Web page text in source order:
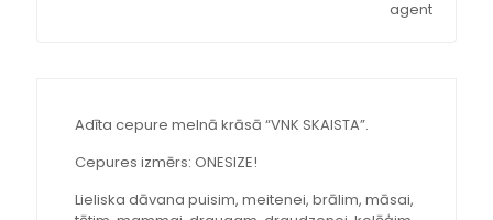
agent
Adīta cepure melnā krāsā “VNK SKAISTA”.
Cepures izmērs: ONESIZE!
Lieliska dāvana puisim, meitenei, brālim, māsai,